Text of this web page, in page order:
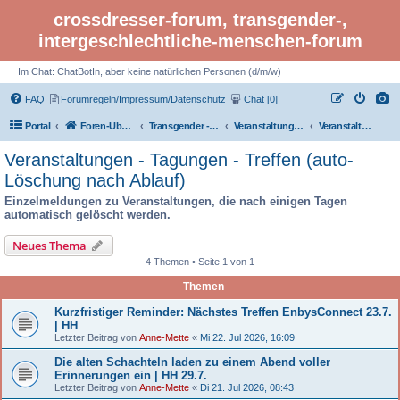
crossdresser-forum, transgender-,
intergeschlechtliche-menschen-forum
Im Chat: ChatBotIn, aber keine natürlichen Personen (d/m/w)
FAQ Forumregeln/Impressum/Datenschutz Chat [0]
Portal Foren-Übersicht Transgender - Crossdresser-Forum Veranstaltungen - Tagungen - Treffen - Events - Kultur Veranstaltungen - Tagungen - Treffen (auto- Löschung nach Ablauf)
Veranstaltungen - Tagungen - Treffen (auto-
Löschung nach Ablauf)
Einzelmeldungen zu Veranstaltungen, die nach einigen Tagen
automatisch gelöscht werden.
Neues Thema
4 Themen • Seite 1 von 1
Themen
Kurzfristiger Reminder: Nächstes Treffen EnbysConnect 23.7.
| HH
Letzter Beitrag von Anne-Mette « Mi 22. Jul 2026, 16:09
Die alten Schachteln laden zu einem Abend voller
Erinnerungen ein | HH 29.7.
Letzter Beitrag von Anne-Mette « Di 21. Jul 2026, 08:43